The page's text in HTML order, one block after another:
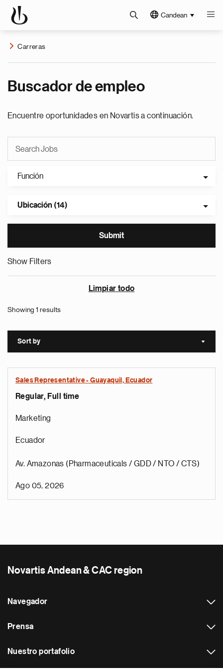
Candean
Carreras
Buscador de empleo
Encuentre oportunidades en Novartis a continuación.
Función
Ubicación (14)
Show Filters
Limpiar todo
Showing 1 results
Sort by Sort
Sales Representative - Guayaquil, Ecuador
Regular, Full time
Marketing
Ecuador
Av. Amazonas (Pharmaceuticals / GDD / NTO / CTS)
Ago 05, 2026
Novartis Andean & CAC region
Navegador
Prensa
Nuestro portafolio